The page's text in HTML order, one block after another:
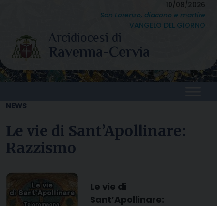
content
10/08/2026
San Lorenzo, diacono e martire
VANGELO DEL GIORNO
NEWS
Le vie di Sant’Apollinare:
Razzismo
Le vie di
Sant’Apollinare: